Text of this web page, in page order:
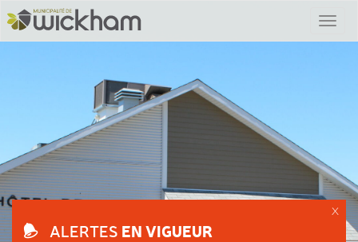
X
ALERTES EN VIGUEUR